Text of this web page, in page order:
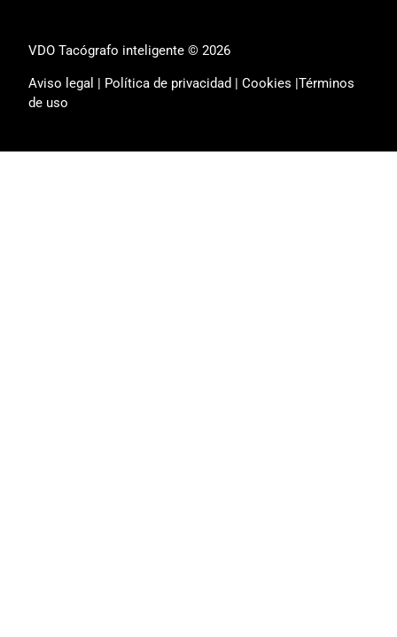
VDO Tacógrafo inteligente © 2026
Aviso legal | Política de privacidad |Cookies |Términos
de uso